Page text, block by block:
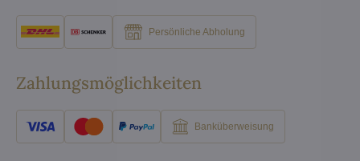
Persönliche Abholung
Zahlungsmöglichkeiten
Banküberweisung